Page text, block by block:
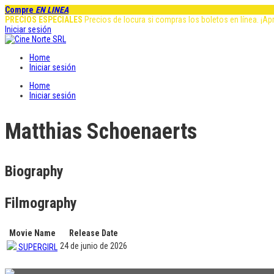
Compre EN LINEA
PRECIOS ESPECIALES Precios de locura si compras los boletos en línea.
Iniciar sesión
Home
Iniciar sesión
Home
Iniciar sesión
Matthias Schoenaerts
Biography
Filmography
Movie Name
Release Date
SUPERGIRL 24 de junio de 2026